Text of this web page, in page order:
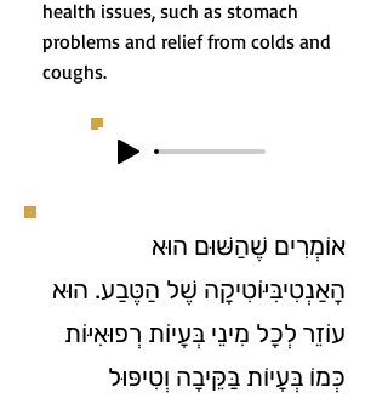
health issues, such as stomach
problems and relief from colds and
coughs.
אוֹמְרִים שֶׁהַשּׁוּם הוּא
הָאַנְטִיבִּיּוֹטִיקָה שֶׁל הַטֶּבַע. הוּא
עוֹזֵר לְכָל מִינֵי בְּעָיוֹת רְפוּאִיּוֹת
כְּמוֹ בְּעָיוֹת בַּקֵּיבָה וְטִיפּוּל